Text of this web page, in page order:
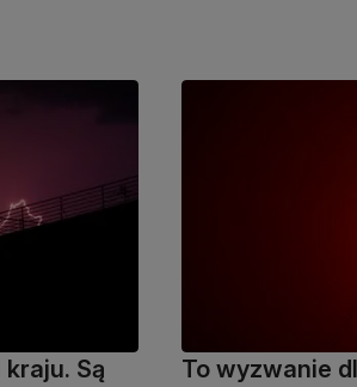
Są
To wyzwanie